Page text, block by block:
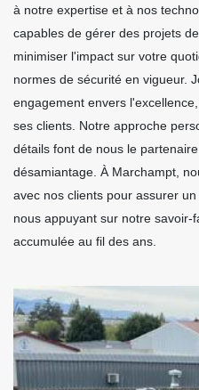
à notre expertise et à nos
capables de gérer des projets
minimiser l'impact sur votre
normes de sécurité en vigueur.
engagement envers
ses clients. Notre approche
détails font de nous le
désamiantage. À Marchampt,
avec nos clients pour assurer
nous appuyant sur notre savoir-
accumulée au fil des ans.